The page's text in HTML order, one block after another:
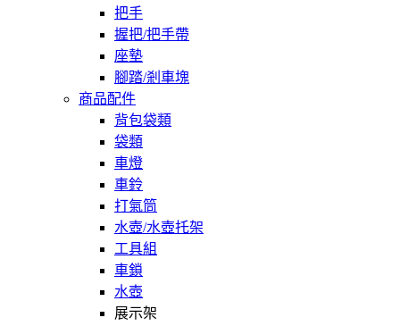
把手
握把/把手帶
座墊
腳踏/剎車塊
商品配件
背包袋類
袋類
車燈
車鈴
打氣筒
水壺/水壺托架
工具組
車鎖
水壺
展示架